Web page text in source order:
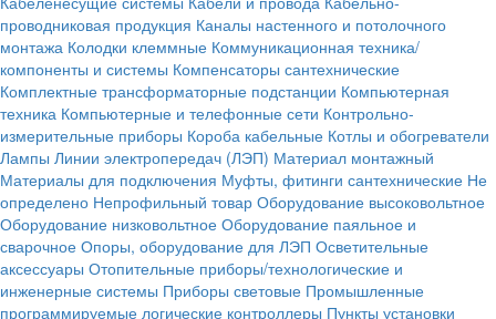
проводниковая продукция Каналы настенного и потолочного
монтажа Колодки клеммные Коммуникационная техника/
компоненты и системы Компенсаторы сантехнические
Комплектные трансформаторные подстанции Компьютерная
техника Компьютерные и телефонные сети Контрольно-
измерительные приборы Короба кабельные Котлы и обогреватели
Лампы Линии электропередач (ЛЭП) Материал монтажный
Материалы для подключения Муфты, фитинги сантехнические Не
определено Непрофильный товар Оборудование высоковольтное
Оборудование низковольтное Оборудование паяльное и
сварочное Опоры, оборудование для ЛЭП Осветительные
аксессуары Отопительные приборы/технологические и
инженерные системы Приборы световые Промышленные
программируемые логические контроллеры Пункты установки